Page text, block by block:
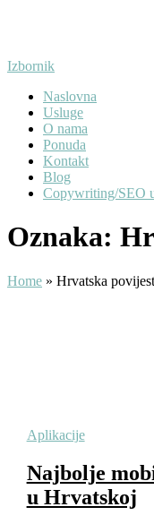
Izbornik
Naslovna
Usluge
O nama
Ponuda
Kontakt
Blog
Copywriting/SEO
Oznaka:
Home » Hrvatska povijest
Aplikacije
Najbolje
u Hrvatskoj